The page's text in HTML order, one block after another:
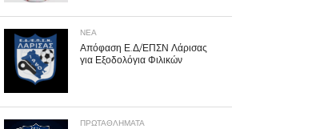
ΝΕΑ
Απόφαση Ε.Δ/ΕΠΣΝ Λάρισας
για Εξοδολόγια Φιλικών
ΠΡΩΤΑΘΛΉΜΑΤΑ